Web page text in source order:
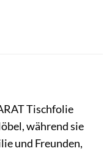
Tischfolie
während sie
und Freunden,